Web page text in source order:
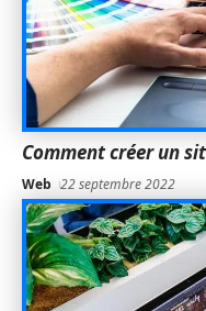
Comment créer un
Web 22 septembre 2022